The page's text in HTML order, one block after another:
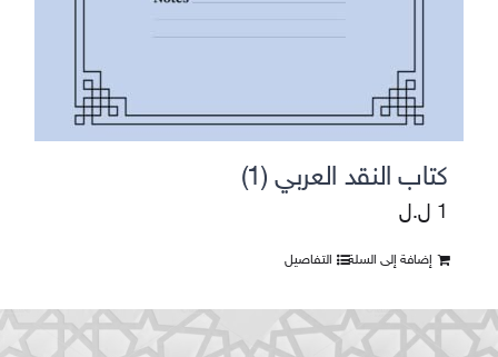
كتاب النقد العربي (1)
1 ل.ل
إضافة إلى السلة التفاصيل